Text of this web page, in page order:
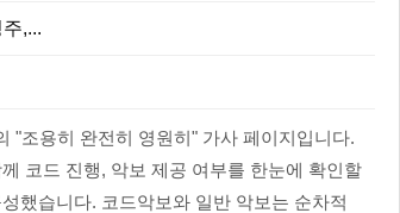
,...
"조용히 완전히 영원히" 가사 페이지입니다.
코드 진행, 악보 제공 여부를 한눈에 확인할
했습니다. 코드악보와 일반 악보는 순차적